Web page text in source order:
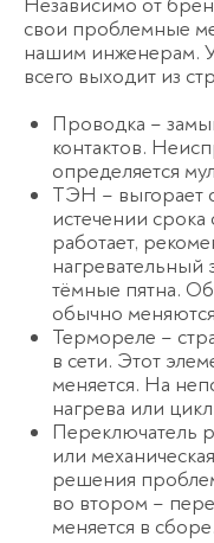
свои проблемные
нашим инженерам.
всего выходит из
Проводка –
контактов.
определяется
ТЭН – выгорает
истечении
работает,
нагревательный
тёмные пятна.
обычно
Термореле –
в сети. Этот
меняется. На
нагрева или
Переключатель
или
решения
во втором –
меняется в сборе.